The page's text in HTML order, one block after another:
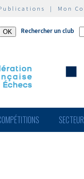
| Mon
Rechercher un club